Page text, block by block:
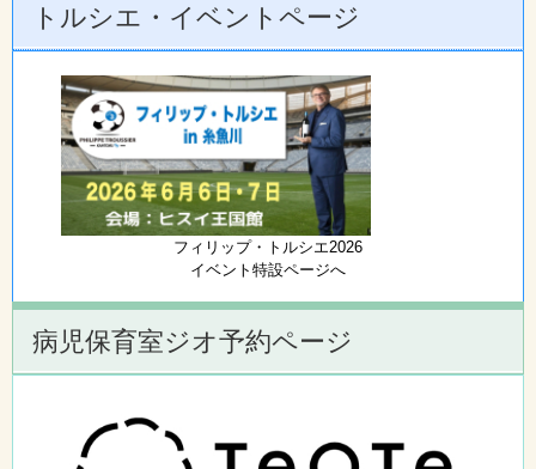
トルシエ・イベントページ
フィリップ・トルシエ2026
イベント特設ページへ
病児保育室ジオ予約ページ